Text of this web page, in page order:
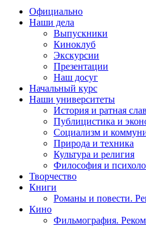
Официально
Наши дела
Выпускники
Киноклуб
Экскурсии
Презентации
Наш досуг
Начальный курс
Наши университеты
История и ратная
Публицистика и
Социализм и
Природа и техника
Культура и религия
Философия и
Творчество
Книги
Романы и повести.
Кино
Фильмография.